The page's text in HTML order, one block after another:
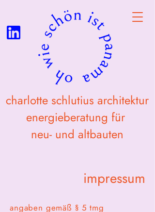
charlotte schlutius architektur
energieberatung für
neu- und altbauten
impressum
angaben gemäß § 5 tmg